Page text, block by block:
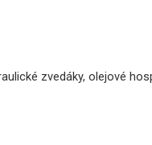
zvedáky, olejové